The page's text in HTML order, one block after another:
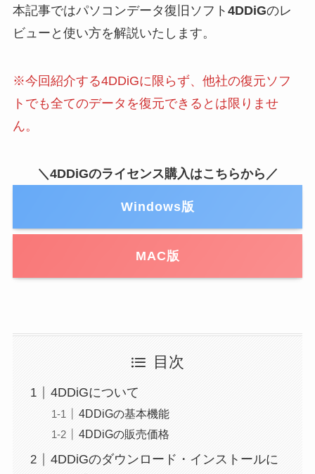
本記事ではパソコンデータ復旧ソフト 4DDiGのレ
ビューと使い方を解説いたします。
※今回紹介する4DDiGに限らず、他社の復元ソフ
トでも全てのデータを復元できるとは限りませ
ん。
＼4DDiGのライセンス購入はこちらから／
Windows版
MAC版
目次
4DDiGについて
4DDiGの基本機能
4DDiGの販売価格
4DDiGのダウンロード・インストールに